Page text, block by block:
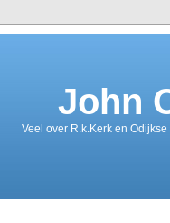
John
Veel over R.k.Kerk en